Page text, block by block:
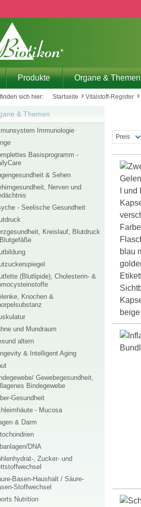
Produkte Organe & Themen
sich hier: Startseite Vitalstoff-Register
& Themen
Immunologie
Basisprogramm -
& Sehen
Nerven und
- Seelische Gesundheit
Kreislauf, Blutdruck
(Blutlipide), Cholesterin- &
Knochen &
und Mundraum
altern
& Intelligent Aging
Gewebegesundheit,
Bindegewebe
Gesundheit
- Mucosa
& Darm
DNA
, Zucker- und
Basen-Haushalt / Säure-
Stoffwechsel
Nutrition
Preis